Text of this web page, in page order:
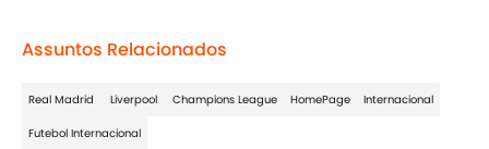
Assuntos Relacionados
Real Madrid Liverpool Champions League HomePage Internacional
Futebol Internacional